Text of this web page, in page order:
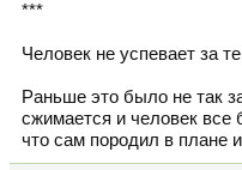
***
Человек не успевает за
Раньше это было не так
сжимается и человек все
что сам породил в плане